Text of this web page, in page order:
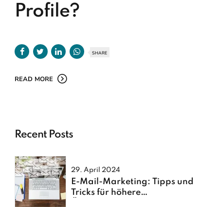
Profile?
SHARE
READ MORE
Recent Posts
29. April 2024
E-Mail-Marketing: Tipps und
Tricks für höhere